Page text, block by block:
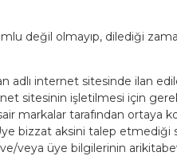
değil olmayıp, dilediği
internet sitesinde ilan
sitesinin işletilmesi için
markalar tarafından ortaya
bizzat aksini talep etmediği
veya üye bilgilerinin